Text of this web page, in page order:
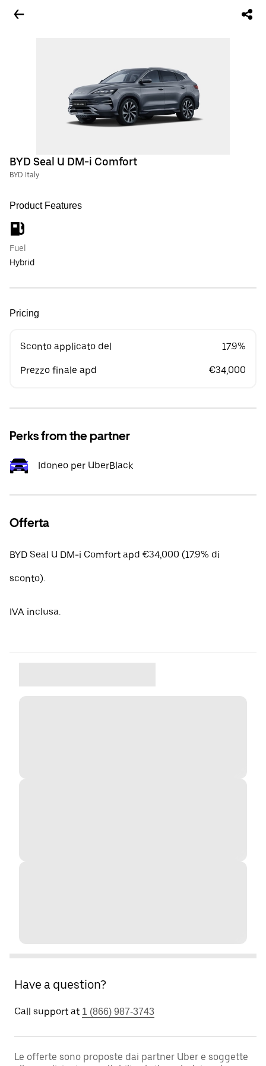
BYD Seal U DM-i Comfort
BYD Italy
Product Features
Fuel
Hybrid
Pricing
Sconto applicato del 17.9%
Prezzo finale apd €34,000
Perks from the partner
Idoneo per UberBlack
Offerta
BYD Seal U DM-i Comfort apd €34,000 (17.9% di
sconto).
IVA inclusa.
Have a question?
Call support at 1 (866) 987-3743
Le offerte sono proposte dai partner Uber e soggette